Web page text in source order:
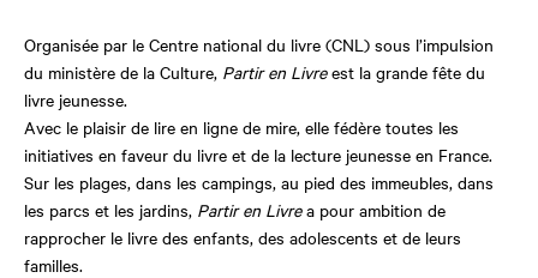
Organisée par le Centre national du livre (CNL) sous l’impulsion
du ministère de la Culture, Partir en Livreest la grande fête du
livre jeunesse.
Avec le plaisir de lire en ligne de mire, elle fédère toutes les
initiatives en faveur du livre et de la lecture jeunesse en France.
Sur les plages, dans les campings, au pied des immeubles, dans
les parcs et les jardins, Partir en Livrea pour ambition de
rapprocher le livre des enfants, des adolescents et de leurs
familles.